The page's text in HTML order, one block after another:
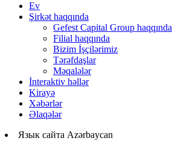
Ev
Şirkət haqqında
Gefest Capital Group haqqında
Filial haqqında
Bizim İşçilərimiz
Tərəfdaşlar
Məqalələr
İnteraktiv həllər
Kirayə
Xəbərlər
Əlaqələr
Язык сайта Azərbaycan